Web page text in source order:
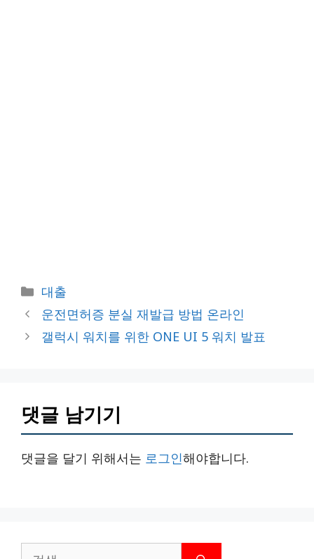
카
테
고
리
대출
운전면허증 분실 재발급 방법 온라인
갤럭시 워치를 위한 ONE UI 5 워치 발표
댓글 남기기
댓글을 달기 위해서는 로그인해야합니다.